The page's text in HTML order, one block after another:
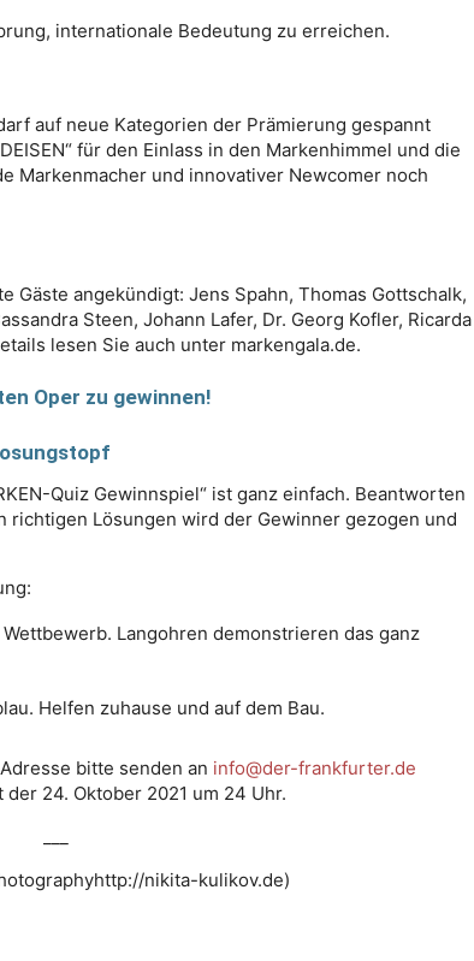
internationale Bedeutung zu erreichen.
auf neue Kategorien der Prämierung gespannt
für den Einlass in den Markenhimmel und die
Markenmacher und innovativer Newcomer noch
Gäste angekündigt: Jens Spahn, Thomas Gottschalk,
Steen, Johann Lafer, Dr. Georg Kofler, Ricarda
lesen Sie auch unter markengala.de.
Oper zu gewinnen!
Quiz Gewinnspiel“ ist ganz einfach. Beantworten
richtigen Lösungen wird der Gewinner gezogen und
Langohren demonstrieren das ganz
Helfen zuhause und auf dem Bau.
bitte senden an info@der-frankfurter.de
24. Oktober 2021 um 24 Uhr.
nikita-kulikov.de)